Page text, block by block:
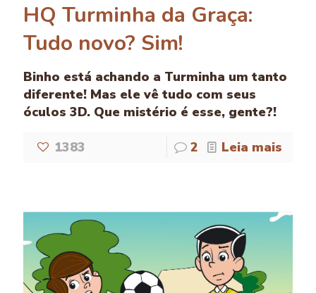
HQ Turminha da Graça:
Tudo novo? Sim!
Binho está achando a Turminha um tanto
diferente! Mas ele vê tudo com seus
óculos 3D. Que mistério é esse, gente?!
1383 2 Leia mais